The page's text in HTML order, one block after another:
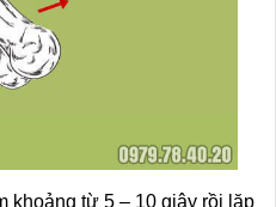
khoảng từ 5 – 10 giây rồi lặp